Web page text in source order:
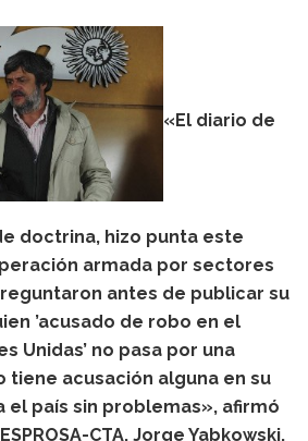
«El diario de
doctrina, hizo punta este
armada por sectores
antes de publicar su
’acusado de robo en el
Unidas’ no pasa por una
tiene acusación alguna en su
el país sin problemas», afirmó
CTA, Jorge Yabkowski.